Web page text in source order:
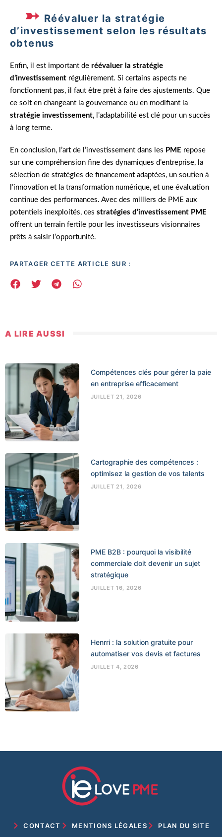
Réévaluer la stratégie
d’investissement selon les résultats
obtenus
Enfin, il est important de réévaluer la stratégie
d’investissement régulièrement. Si certains aspects ne
fonctionnent pas, il faut être prêt à faire des ajustements. Que
ce soit en changeant la gouvernance ou en modifiant la
stratégie investissement, l’adaptabilité est clé pour un succès
à long terme.
En conclusion, l’art de l’investissement dans les PME repose
sur une compréhension fine des dynamiques d’entreprise, la
sélection de stratégies de financement adaptées, un soutien à
l’innovation et la transformation numérique, et une évaluation
continue des performances. Avec des milliers de PME aux
potentiels inexploités, ces stratégies d’investissement PME
offrent un terrain fertile pour les investisseurs visionnaires
prêts à saisir l’opportunité.
PARTAGER CETTE ARTICLE SUR :
A LIRE AUSSI
Compétences clés pour gérer la paie
en entreprise efficacement
JUILLET 21, 2026
Cartographie des compétences :
optimisez la gestion de vos talents
JUILLET 21, 2026
PME B2B : pourquoi la visibilité
commerciale doit devenir un sujet
stratégique
JUILLET 16, 2026
Henrri : la solution gratuite pour
automatiser vos devis et factures
JUILLET 4, 2026
CONTACT MENTIONS LÉGALES PLAN DU SITE